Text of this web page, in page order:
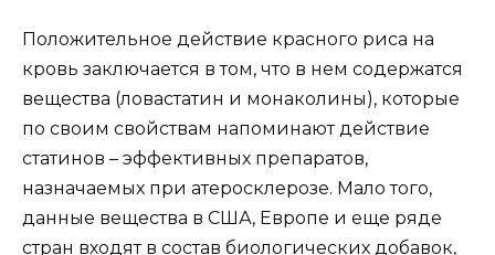
Положительное действие красного риса на
кровь заключается в том, что в нем содержатся
вещества (ловастатин и монаколины), которые
по своим свойствам напоминают действие
статинов – эффективных препаратов,
назначаемых при атеросклерозе. Мало того,
данные вещества в США, Европе и еще ряде
стран входят в состав биологических добавок,